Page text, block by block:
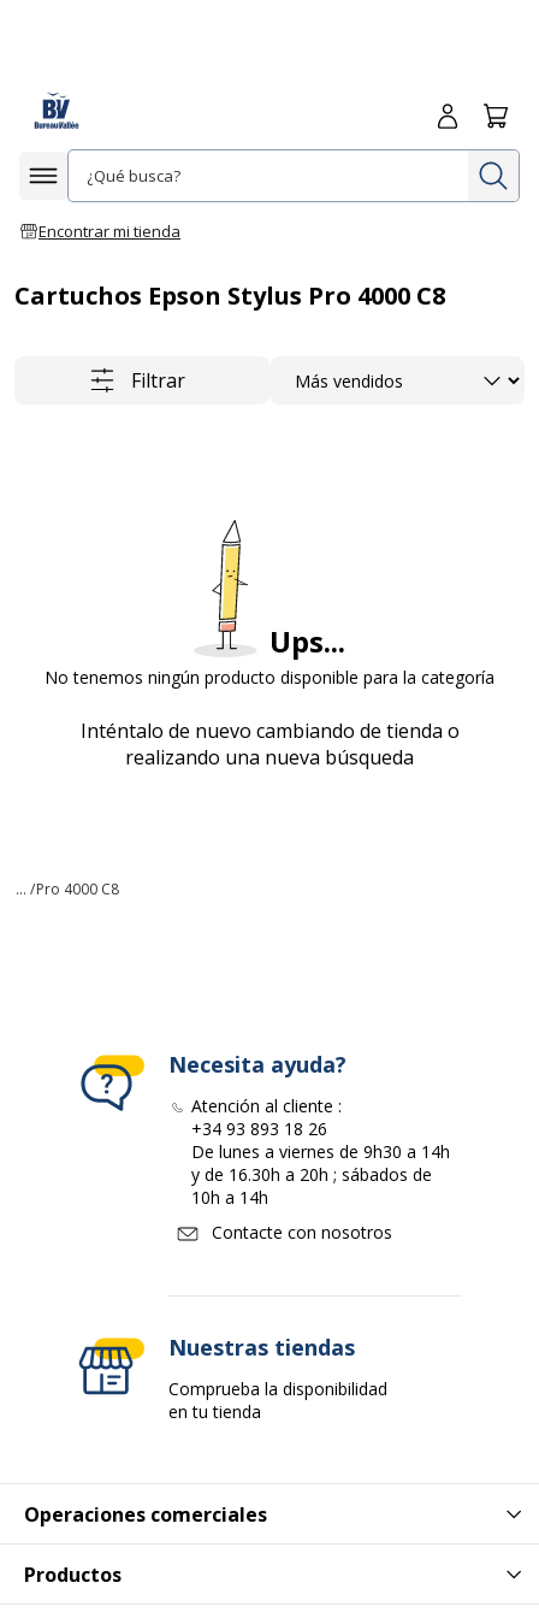
Afficher la navigation
Encontrar mi tienda
Iniciar
Cartuchos Epson Stylus Pro 4000 C8
Filtrar Ordenar
Ups...
No tenemos ningún producto disponible para la categoría
Inténtalo de nuevo cambiando de tienda o
realizando una nueva búsqueda
... /Pro 4000 C8
Operaciones comerciales
Productos
Necesita ayuda?
Atención al cliente :
+34 93 893 18 26
De lunes a viernes de 9h30 a 14h
y de 16.30h a 20h ; sábados de
10h a 14h
Contacte con nosotros
Nuestras tiendas
Comprueba la disponibilidad
en tu tienda